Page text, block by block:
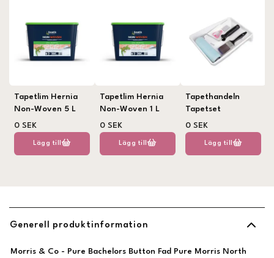
Tapetlim Hernia
Non-Woven 5 L
0 SEK
Lägg till
Tapetlim Hernia
Non-Woven 1 L
0 SEK
Lägg till
Tapethandeln
Tapetset
0 SEK
Lägg till
Generell produktinformation
Morris & Co - Pure Bachelors Button Fad Pure Morris North